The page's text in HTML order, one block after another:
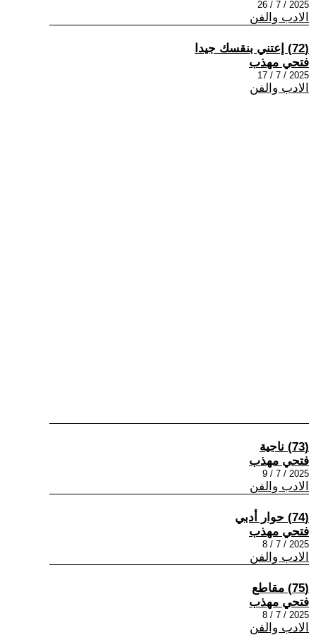
2025 / 7 / 26
الادب والفن
(72) إعتني بنقسك جيدا
فتحي مهذب
2025 / 7 / 17
الادب والفن
(73) ناجية
فتحي مهذب
2025 / 7 / 9
الادب والفن
(74) حوار أدبي
فتحي مهذب
2025 / 7 / 8
الادب والفن
(75) مقاطع
فتحي مهذب
2025 / 7 / 8
الادب والفن